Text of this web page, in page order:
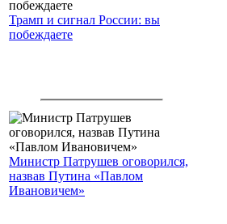
Трамп и сигнал России: вы
побеждаете
Министр Патрушев оговорился,
назвав Путина «Павлом
Ивановичем»